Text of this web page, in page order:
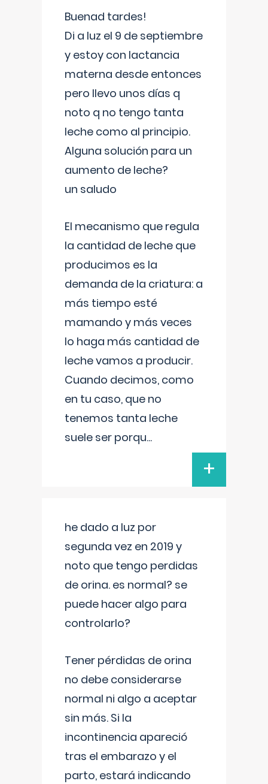
Buenad tardes!
Di a luz el 9 de septiembre
y estoy con lactancia
materna desde entonces
pero llevo unos días q
noto q no tengo tanta
leche como al principio.
Alguna solución para un
aumento de leche?
un saludo
El mecanismo que regula
la cantidad de leche que
producimos es la
demanda de la criatura: a
más tiempo esté
mamando y más veces
lo haga más cantidad de
leche vamos a producir.
Cuando decimos, como
en tu caso, que no
tenemos tanta leche
suele ser porqu...
+
he dado a luz por
segunda vez en 2019 y
noto que tengo perdidas
de orina. es normal? se
puede hacer algo para
controlarlo?
Tener pérdidas de orina
no debe considerarse
normal ni algo a aceptar
sin más. Si la
incontinencia apareció
tras el embarazo y el
parto, estará indicando